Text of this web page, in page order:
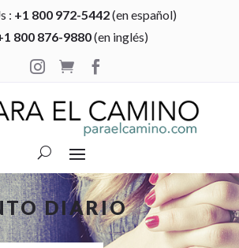
: +1 800 972-5442(en español)
800 876-9880(en inglés)

 
DIARIO